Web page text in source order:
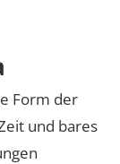
Form der
und bares